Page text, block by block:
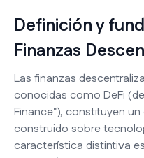
Definición y
Finanzas
Las finanzas
conocidas como DeFi
Finance"), constituyen
construido sobre
característica distintiva